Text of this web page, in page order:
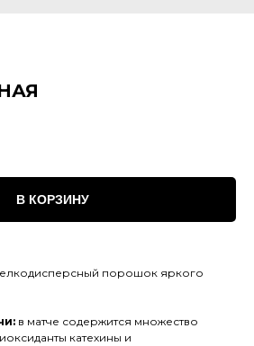
В КОРЗИНУ
порошок яркого
в матче содержится множество
катехины и